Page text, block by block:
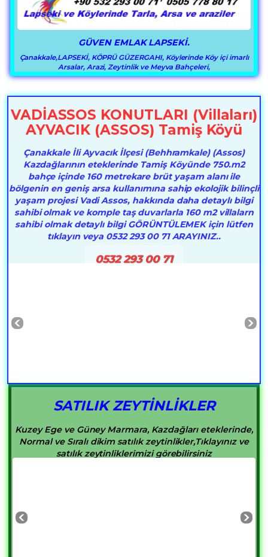
GÜVEN EMLAK LAPSEKİ.
Çanakkale,LAPSEKİ, KÖPRÜ GÜZERGAHI, Köylerinde Köy içi imarlı
Arsalar, Arazi, Zeytinlik ve Meyva Bahçeleri,
VADİASSOS KONUTLARI (Villaları)
AYVACIK (ASSOS) Tamiş Köyü
Çanakkale İli Ayvacık İlçesi (Behhramkale) (Assos)
Kazdağlarının eteklerinde Tamiş Köyünde 750.m2
bahçe içinde 160 metrekare brüt yaşam alanı ile
bölgenin en geniş arsa kullanımına sahip ekolojik bilinçli
yaşam projesi Vadi Assos, hakkında daha detaylı bilgi
sahibi olmak ve komple taş duvarlarla 160 m2 villalarn
sahibi olmak detaylı bilgi GÖRÜNTÜLEMEK için lütfen
tıklayın veya 0532 293 00 71 ARAYINIZ..
0532 293 00 71
SATILIK ZEYTİNLİKLER
Kuzey Ege ve Güney Marmara, Kazdağları eteklerinde,
Normal ve Sıralı dikim satılık zeytinlikler,Tıklayınız ve
satılık zeytinliklerimizi görebilirsiniz